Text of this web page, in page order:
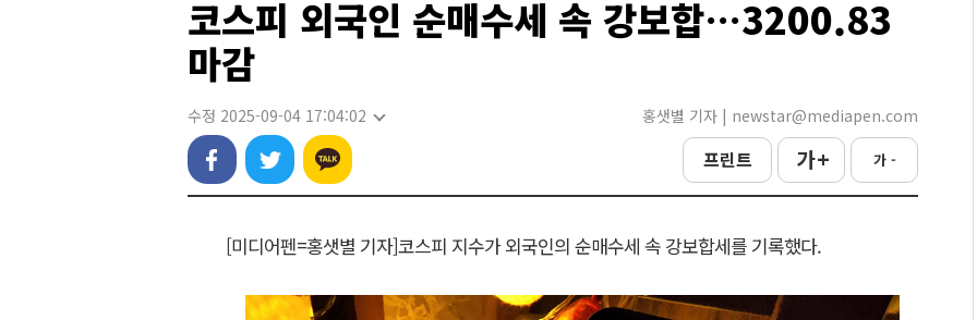
코스피 외국인 순매수세 속 강보합…3200.83
마감
수정 2025-09-04 17:04:02 홍샛별 기자 | newstar@mediapen.com
프린트 가 + 가 -
[미디어펜=홍샛별 기자]코스피 지수가 외국인의 순매수세 속 강보합세를 기록했다.